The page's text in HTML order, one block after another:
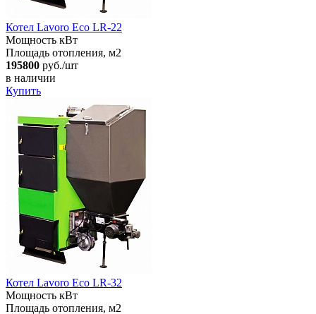
Котел Lavoro Eco LR-22
Мощность кВт
Площадь отопления, м2
195800 руб./шт
в наличии
Купить
Котел Lavoro Eco LR-32
Мощность кВт
Площадь отопления, м2